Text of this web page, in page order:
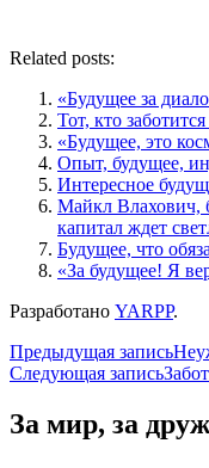
Related posts:
«Будущее за
Тот, кто
«Будущее, это
Опыт, будущее,
Интересное
Майкл Влахович,
капитал ждет
Будущее, что
«За будущее! Я
Разработано YARPP.
Навигация
по
записям
Предыдущая запись
Следующая запись
За мир, за